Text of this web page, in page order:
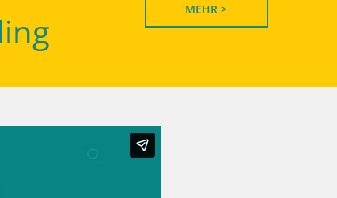
MEHR >